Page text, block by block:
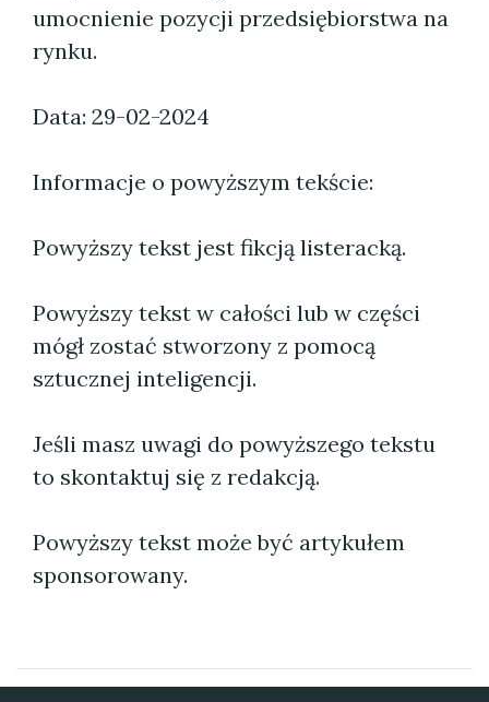
umocnienie pozycji przedsiębiorstwa na
rynku.
Data: 29-02-2024
Informacje o powyższym tekście:
Powyższy tekst jest fikcją listeracką.
Powyższy tekst w całości lub w części
mógł zostać stworzony z pomocą
sztucznej inteligencji.
Jeśli masz uwagi do powyższego tekstu
to skontaktuj się z redakcją.
Powyższy tekst może być artykułem
sponsorowany.